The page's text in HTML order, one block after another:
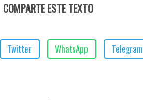
COMPARTE ESTE TEXTO
Twitter WhatsApp Telegram